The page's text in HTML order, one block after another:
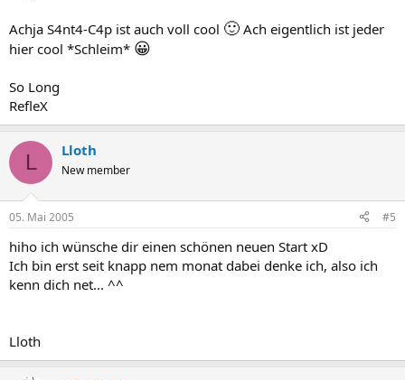
Achja S4nt4-C4p ist auch voll cool 🙂 Ach eigentlich ist jeder
hier cool *Schleim* 😀
So Long
RefleX
L Lloth
New member
05. Mai 2005 #5
hiho ich wünsche dir einen schönen neuen Start xD
Ich bin erst seit knapp nem monat dabei denke ich, also ich
kenn dich net... ^^
Lloth